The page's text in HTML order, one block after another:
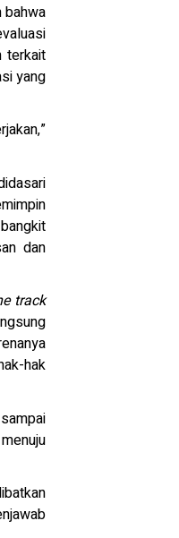
bahwa
terkait
yang
dan
track
hak